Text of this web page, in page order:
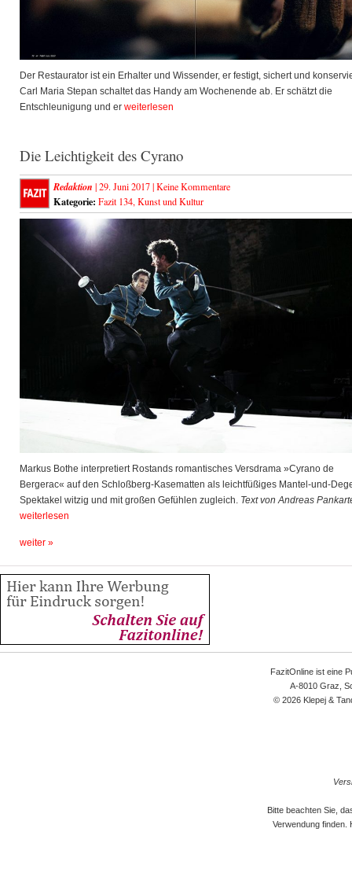
Der Restaurator ist ein Erhalter und Wissender, er festigt, sichert und
Carl Maria Stepan schaltet das Handy am Wochenende ab. Er schätzt die
Entschleunigung und er weiterlesen
Die Leichtigkeit des Cyrano
Redaktion | 29. Juni 2017 |Keine Kommentare
Kategorie: Fazit 134, Kunst und Kultur
Markus Bothe interpretiert Rostands romantisches Versdrama »Cyrano de
Bergerac« auf den Schloßberg-Kasematten als leichtfüßiges Mantel-und-
Spektakel witzig und mit großen Gefühlen zugleich. Text von Andreas
weiterlesen
weiter »
FazitOnline ist eine
A-8010 Graz,
© 2026 Klepej &
Bitte beachten Sie,
Verwendung finden.